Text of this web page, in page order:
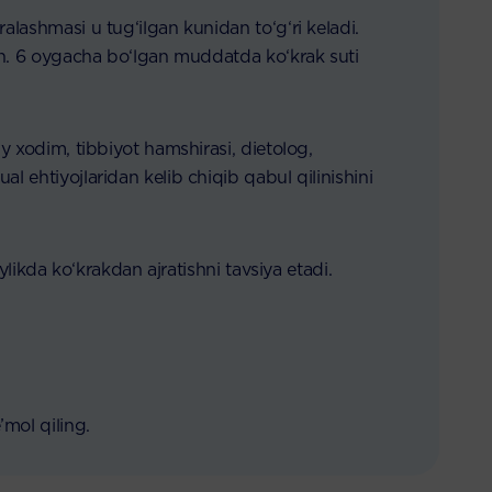
u tug‘ilgan kunidan to‘g‘ri keladi.
6 oygacha bo‘lgan muddatda ko‘krak suti
xodim, tibbiyot hamshirasi, dietolog,
ehtiyojlaridan kelib chiqib qabul qilinishini
ko‘krakdan ajratishni tavsiya etadi.
qiling.